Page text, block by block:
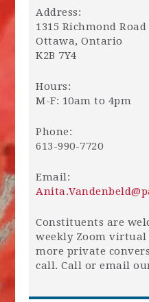
Address:
1315 Richmond Road
Ottawa, Ontario
K2B 7Y4
Hours:
M-F: 10am to 4pm
Phone:
613-990-7720
Email:
Constituents are
weekly Zoom virtual
more private
call. Call or email